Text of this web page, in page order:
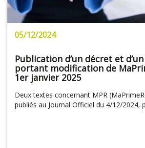
05/12/2024
Publication d’un décret et
portant modification de
1er janvier 2025
Deux textes concernant MPR
publiés au Journal Officiel du 4/12/2024,